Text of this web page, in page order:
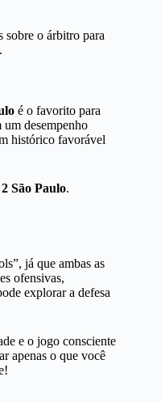
sobre o árbitro para
é o favorito para
um desempenho
histórico favorável
São Paulo.
já que ambas as
ofensivas,
explorar a defesa
e o jogo consciente
apenas o que você